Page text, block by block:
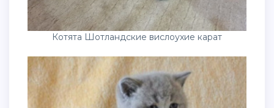
Котята Шотландские вислоухие карат